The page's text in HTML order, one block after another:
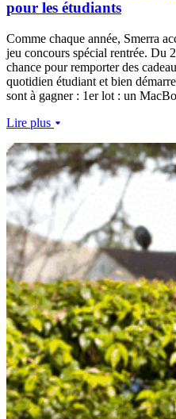
pour les étudiants
Comme chaque année, Smerra
jeu concours spécial rentrée. Du
chance pour remporter des
quotidien étudiant et bien
sont à gagner : 1er lot : un
Lire plus